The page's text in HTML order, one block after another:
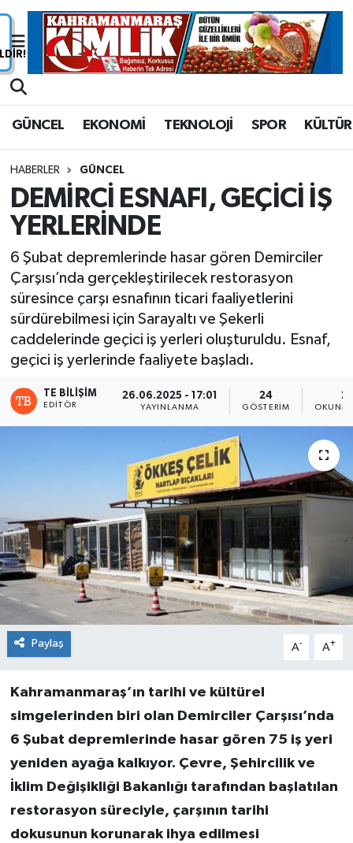
GÜNCEL EKONOMİ TEKNOLOJİ SPOR KÜLTÜR
HABERLER GÜNCEL
DEMİRCİ ESNAFI, GEÇİCİ İŞ
YERLERİNDE
6 Şubat depremlerinde hasar gören Demirciler
Çarşısı’nda gerçekleştirilecek restorasyon
süresince çarşı esnafının ticari faaliyetlerini
sürdürebilmesi için Sarayaltı ve Şekerli
caddelerinde geçici iş yerleri oluşturuldu. Esnaf,
geçici iş yerlerinde faaliyete başladı.
TE BILIŞIM
EDITÖR
26.06.2025 - 17:01
YAYINLANMA
24
GÖSTERIM
2
Paylaş A- A+
Kahramanmaraş’ın tarihi ve kültürel
simgelerinden biri olan Demirciler Çarşısı’nda
6 Şubat depremlerinde hasar gören 75 iş yeri
yeniden ayağa kalkıyor. Çevre, Şehircilik ve
İklim Değişikliği Bakanlığı tarafından başlatılan
restorasyon süreciyle, çarşının tarihi
dokusunun korunarak ihya edilmesi
Nöbetçi Eczaneler
Trafik Durumu
Süper Lig Puan Durumu ve Fikstür
Tüm Manşetler
Son Dakika Haberleri
Haber Arşivi